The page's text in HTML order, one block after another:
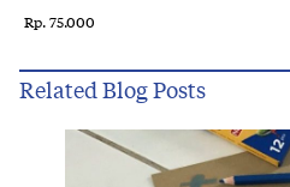
Rp. 75.000
Related Blog Posts